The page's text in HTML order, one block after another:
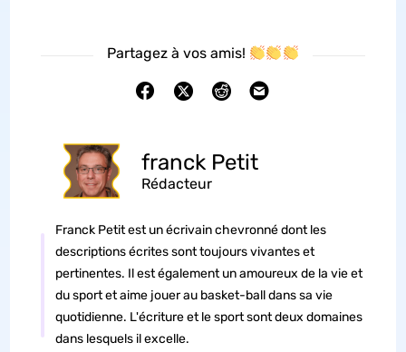
Partagez à vos amis!
franck Petit
Rédacteur
Franck Petit est un écrivain chevronné dont les
descriptions écrites sont toujours vivantes et
pertinentes. Il est également un amoureux de la vie et
du sport et aime jouer au basket-ball dans sa vie
quotidienne. L'écriture et le sport sont deux domaines
dans lesquels il excelle.